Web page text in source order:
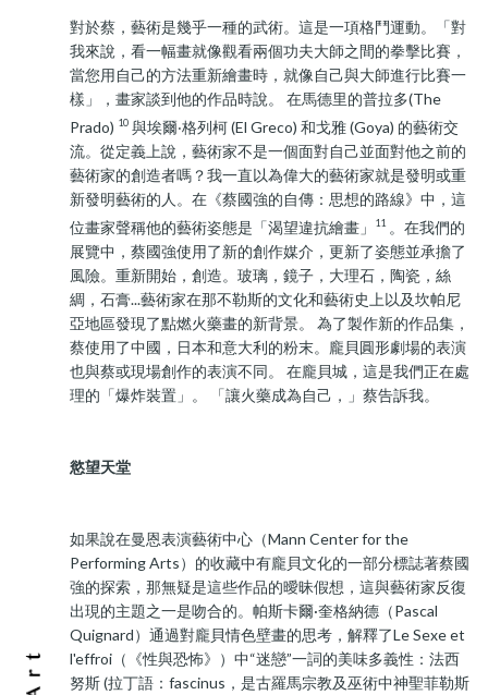
對於蔡，藝術是幾乎一種的武術。這是一項格鬥運動。「對
我來說，看一幅畫就像觀看兩個功夫大師之間的拳擊比賽，
當您用自己的方法重新繪畫時，就像自己與大師進行比賽一
樣」，畫家談到他的作品時說。 在馬德里的普拉多(The
Prado) 10 與埃爾‧格列柯 (El Greco) 和戈雅 (Goya) 的藝術交
流。從定義上說，藝術家不是一個面對自己並面對他之前的
藝術家的創造者嗎？我一直以為偉大的藝術家就是發明或重
新發明藝術的人。在《蔡國強的自傳：思想的路線》中，這
位畫家聲稱他的藝術姿態是「渴望違抗繪畫」
11。在我們的
展覽中，蔡國強使用了新的創作媒介，更新了姿態並承擔了
風險。重新開始，創造。玻璃，鏡子，大理石，陶瓷，絲
綢，石膏...藝術家在那不勒斯的文化和藝術史上以及坎帕尼
亞地區發現了點燃火藥畫的新背景。 為了製作新的作品集，
蔡使用了中國，日本和意大利的粉末。龐貝圓形劇場的表演
也與蔡或現場創作的表演不同。 在龐貝城，這是我們正在處
理的「爆炸裝置」。 「讓火藥成為自己，」蔡告訴我。
慾望天堂
如果說在曼恩表演藝術中心（Mann Center for the
Performing Arts）的收藏中有龐貝文化的一部分標誌著蔡國
強的探索，那無疑是這些作品的曖昧假想，這與藝術家反復
出現的主題之一是吻合的。帕斯卡爾·奎格納德（Pascal
Quignard）通過對龐貝情色壁畫的思考，解釋了Le Sexe et
l'effroi（《性與恐怖》）中“迷戀”一詞的美味多義性：法西
努斯 (拉丁語：fascinus，是古羅馬宗教及巫術中神聖菲勒斯